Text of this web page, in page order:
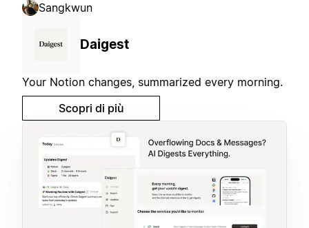
Sangkwun
Daigest
Your Notion changes, summarized every morning.
Scopri di più